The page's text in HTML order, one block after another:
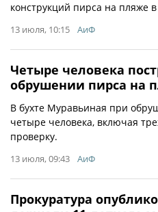
конструкций пирса на пляже
13 июля, 10:15 АиФ
Четыре человека
обрушении пирса на
В бухте Муравьиная при
четыре человека, включая
проверку.
13 июля, 09:43 АиФ
Прокуратура